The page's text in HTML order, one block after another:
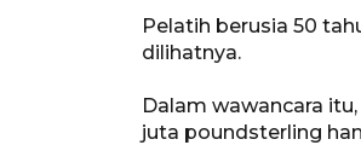
Pelatih berusia 50
dilihatnya.
Dalam wawancara
juta poundsterling